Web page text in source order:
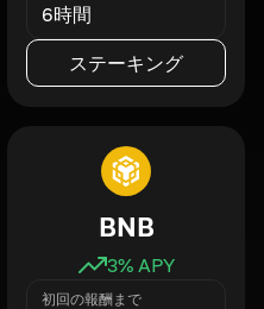
6時間
ステーキング
BNB
3% APY
初回の報酬まで